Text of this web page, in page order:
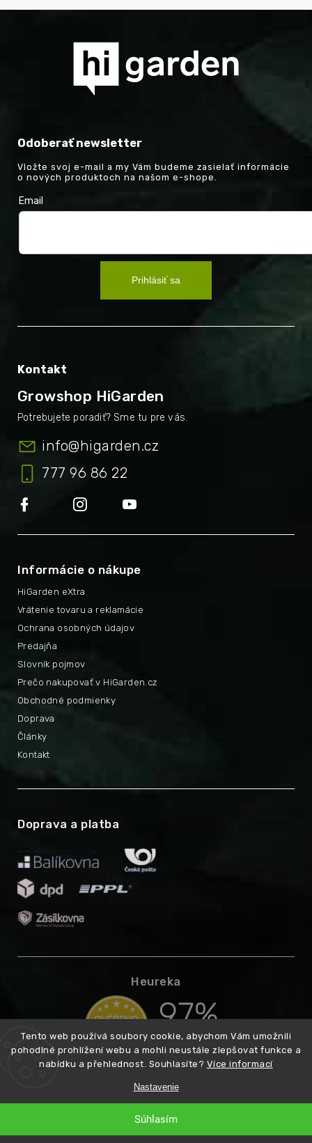
Tento web používá soubory cookie, abychom Vám umožnili
pohodlné prohlížení webu a mohli neustále zlepšovat funkce a
nabídku a přehlednost. Souhlasíte? Více informací
Nastavenie
Súhlasím
Odoberať newsletter
Vložte svoj e-mail a my Vám budeme zasielať informácie
o nových produktoch na našom e-shope.
Email
Prihlásiť sa
Kontakt
Growshop HiGarden
info@higarden.cz
777 96 86 22
Informácie o nákupe
HiGarden eXtra
Prečo nakupovať v HiGarden.cz
Vrátenie tovaru a reklamácie
Obchodné podmienky
Ochrana osobných údajov
Doprava
Predajňa
Články
Slovník pojmov
Kontakt
Doprava a platba
Heureka
Vytvoril
Shoptet
Premium
Higarden.cz. Všetky práva vyhradené.